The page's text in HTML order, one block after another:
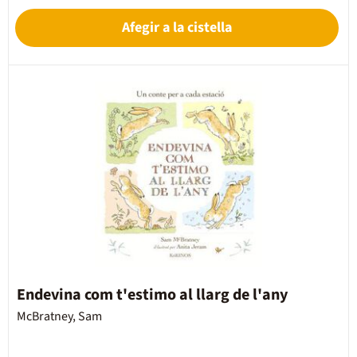
Afegir a la cistella
Endevina com t'estimo al llarg de l'any
McBratney, Sam